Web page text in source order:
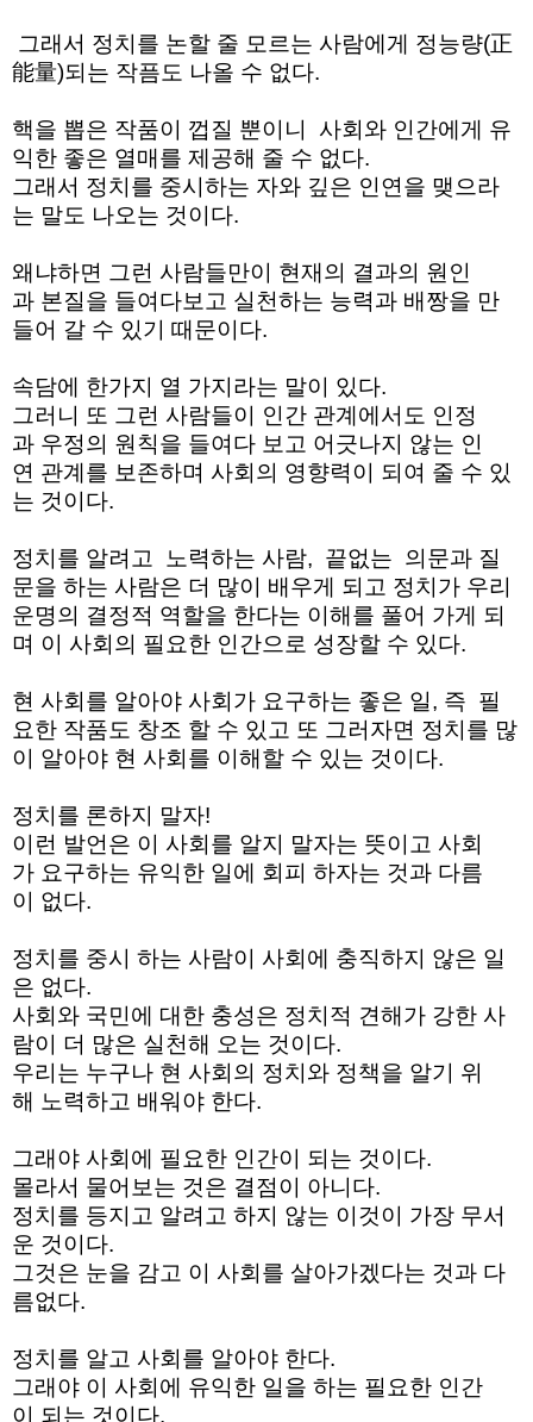
그래서 정치를 논할 줄 모르는 사람에게 정능량(正
能量)되는 작픔도 나올 수 없다.
핵을 뽑은 작품이 껍질 뿐이니 사회와 인간에게 유
익한 좋은 열매를 제공해 줄 수 없다.
그래서 정치를 중시하는 자와 깊은 인연을 맺으라
는 말도 나오는 것이다.
왜냐하면 그런 사람들만이 현재의 결과의 원인
과 본질을 들여다보고 실천하는 능력과 배짱을 만
들어 갈 수 있기 때문이다.
속담에 한가지 열 가지라는 말이
있다.
그러니
또 그런 사람들이 인간 관계에서도 인정
과 우정의 원칙을 들여다 보고 어긋나지 않는 인
연 관계를 보존하며 사회의 영향력이
되여 줄 수 있
는 것이다.
정치를 알려고 노력하는 사람, 끝없는 의문과 질
문을 하는 사람은 더 많이 배우게 되고 정치가 우리
운명의 결정적 역할을 한다는 이해를 풀어 가게 되
며 이 사회의 필요한 인간으로 성장할 수 있다.
현 사회를 알아야 사회가 요구하는 좋은 일, 즉 필
요한 작품도 창조 할 수 있고 또 그러자면 정치를 많
이
알아야 현 사회를 이해할 수 있는 것이다.
정치를 론하지 말자!
이런 발언은 이 사회를 알지 말자는 뜻이고 사회
가 요구하는 유익한 일에 회피 하자는 것과 다름
이
없다.
정치를 중시 하는 사람이 사회에 충직하지 않은 일
은 없다.
사회와 국민에 대한 충성은 정치적 견해가 강한 사
람이
더 많은 실천해 오는 것이다.
우리는 누구나 현 사회의 정치와 정책을 알기 위
해 노력하고 배워야 한다.
그래야 사회에 필요한 인간이 되는 것이다.
몰라서 물어보는 것은 결점이 아니다.
정치를 등지고 알려고 하지 않는 이것이 가장 무서
운 것이다.
그것은 눈을 감고 이 사회를 살아가겠다는 것과 다
름없다.
정치를 알고 사회를 알아야 한다.
그래야 이 사회에 유익한 일을 하는 필요한 인간
이
되는 것이다.